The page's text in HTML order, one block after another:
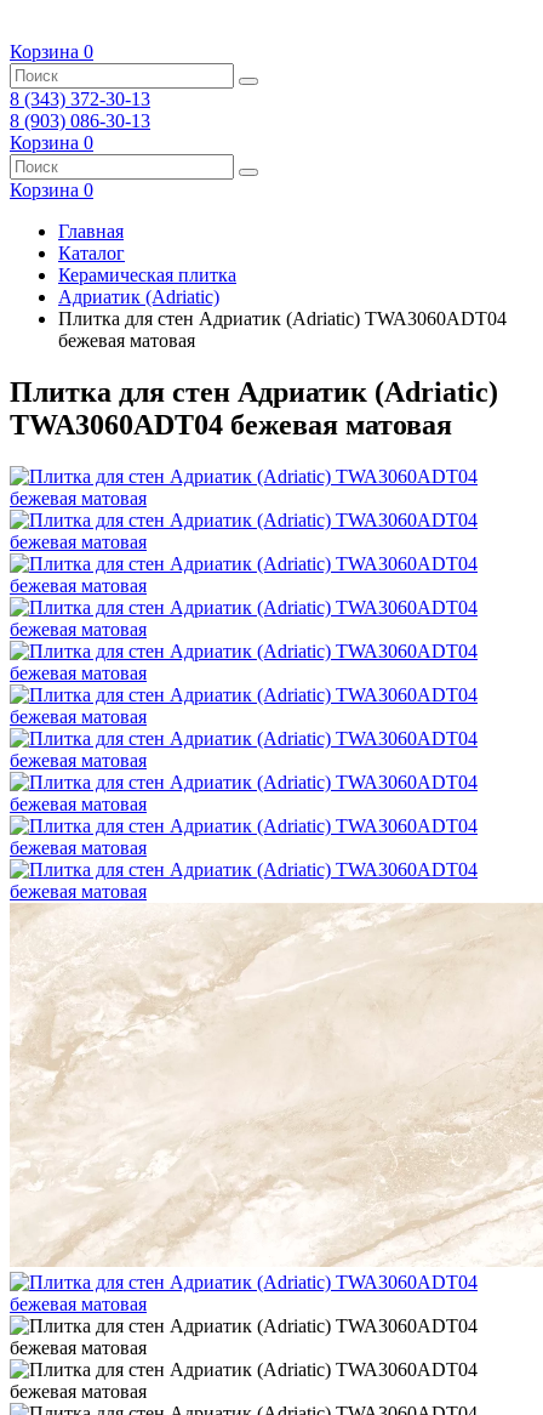
Корзина 0
8 (343) 372-30-13
8 (903) 086-30-13
Корзина 0
Корзина 0
Главная
Каталог
Керамическая плитка
Адриатик (Adriatic)
Плитка для стен Адриатик (Adriatic) TWA3060ADT04
бежевая матовая
Плитка для стен Адриатик (Adriatic)
TWA3060ADT04 бежевая матовая